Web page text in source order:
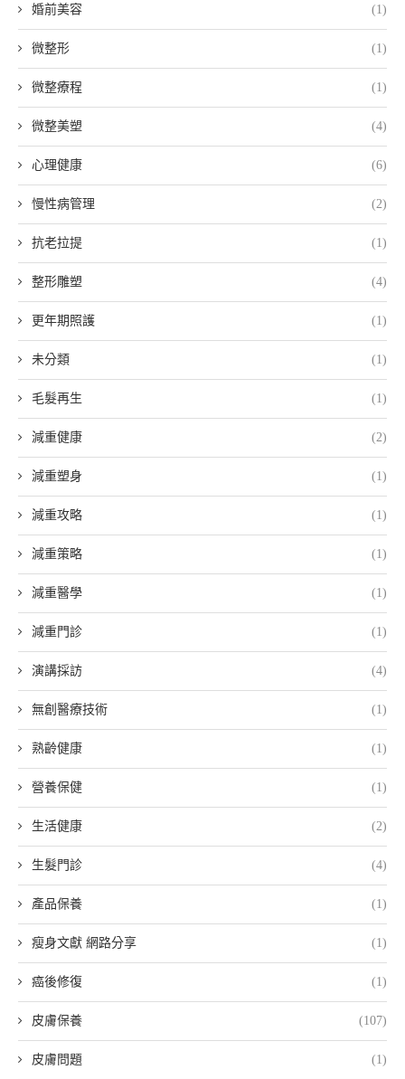
婚前美容 (1)
微整形 (1)
微整療程 (1)
微整美塑 (4)
心理健康 (6)
慢性病管理 (2)
抗老拉提 (1)
整形雕塑 (4)
更年期照護 (1)
未分類 (1)
毛髮再生 (1)
減重健康 (2)
減重塑身 (1)
減重攻略 (1)
減重策略 (1)
減重醫學 (1)
減重門診 (1)
演講採訪 (4)
無創醫療技術 (1)
熟齡健康 (1)
營養保健 (1)
生活健康 (2)
生髮門診 (4)
產品保養 (1)
瘦身文獻 網路分享 (1)
癌後修復 (1)
皮膚保養 (107)
皮膚問題 (1)